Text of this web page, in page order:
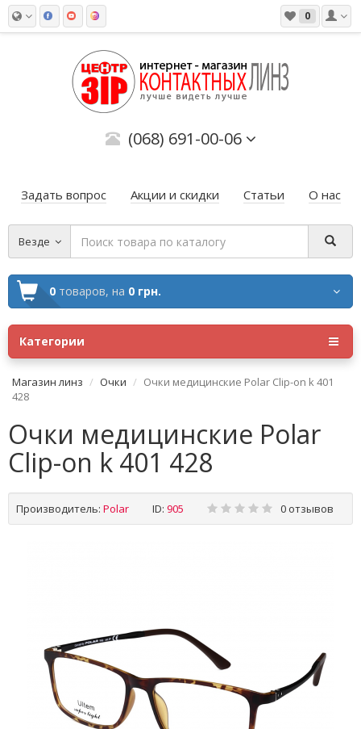
0
(068) 691-00-06
Задать вопрос Акции и скидки Статьи О нас
Везде
0 товаров, на 0 грн.
Категории
Магазин линз Очки
Очки медицинские Polar Clip-on k 401
428
Очки медицинские Polar
Clip-on k 401 428
Производитель: Polar ID: 905 0 отзывов